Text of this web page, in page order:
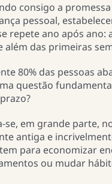
consigo a
pessoal,
repete ano após
das primeiras
80% das pessoas
questão
em grande parte,
antiga e
para economizar
ou mudar